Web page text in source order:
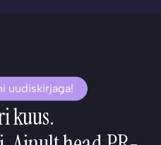
uudiskirjaga!
kuus.